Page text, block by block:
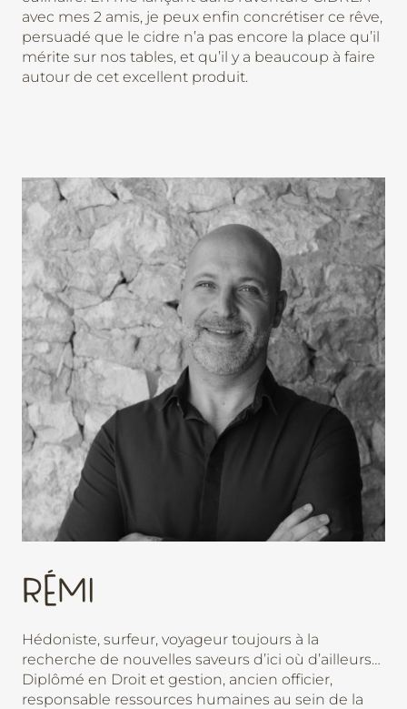
avec mes 2 amis, je peux enfin concrétiser ce rêve,
persuadé que le cidre n’a pas encore la place qu’il
mérite sur nos tables, et qu’il y a beaucoup à faire
autour de cet excellent produit.
RÉMI
Hédoniste, surfeur, voyageur toujours à la
recherche de nouvelles saveurs d’ici où d’ailleurs…
Diplômé en Droit et gestion, ancien officier,
responsable ressources humaines au sein de la